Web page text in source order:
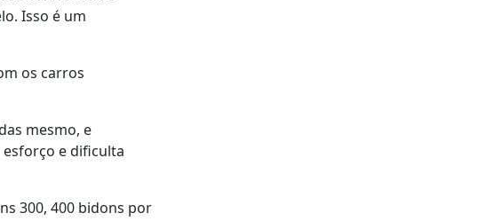
Isso é um
os carros
mesmo, e
e dificulta
300, 400 bidons por